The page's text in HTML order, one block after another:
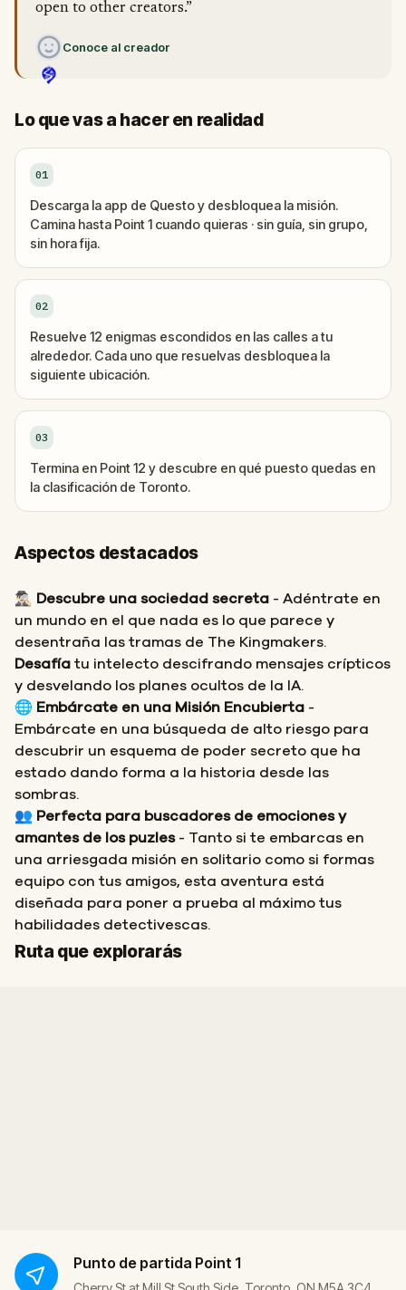
open to other creators.”
Conoce al creador
Lo que vas a hacer en realidad
01
Descarga la app de Questo y desbloquea la misión.
Camina hasta Point 1 cuando quieras · sin guía, sin grupo,
sin hora fija.
02
Resuelve 12 enigmas escondidos en las calles a tu
alrededor. Cada uno que resuelvas desbloquea la
siguiente ubicación.
03
Termina en Point 12 y descubre en qué puesto quedas en
la clasificación de Toronto.
Aspectos destacados
🕵🏻‍♂️ Descubre una sociedad secreta - Adéntrate en
un mundo en el que nada es lo que parece y
desentraña las tramas de The Kingmakers.
Desafía tu intelecto descifrando mensajes crípticos
y desvelando los planes ocultos de la IA.
🌐 Embárcate en una Misión Encubierta -
Embárcate en una búsqueda de alto riesgo para
descubrir un esquema de poder secreto que ha
estado dando forma a la historia desde las
sombras.
👥 Perfecta para buscadores de emociones y
amantes de los puzles- Tanto si te embarcas en
una arriesgada misión en solitario como si formas
equipo con tus amigos, esta aventura está
diseñada para poner a prueba al máximo tus
habilidades detectivescas.
Ruta que explorarás
Inicio
Final
Punto de partida Point 1